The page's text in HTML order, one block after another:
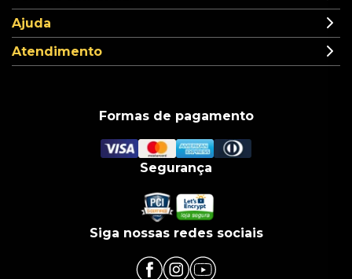
Ajuda
Atendimento
Formas de pagamento
Segurança
Siga nossas redes sociais